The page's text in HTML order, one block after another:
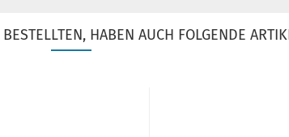
HABEN AUCH FOLGENDE